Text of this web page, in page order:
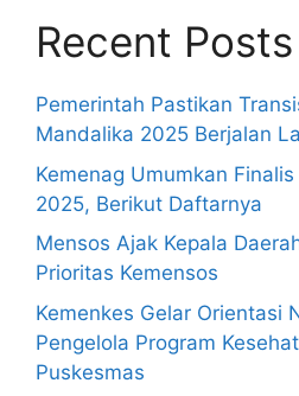
Recent Posts
Pemerintah Pastikan
Mandalika 2025 Berjalan
Kemenag Umumkan
2025, Berikut Daftarnya
Mensos Ajak Kepala
Prioritas Kemensos
Kemenkes Gelar Orientasi
Pengelola Program
Puskesmas